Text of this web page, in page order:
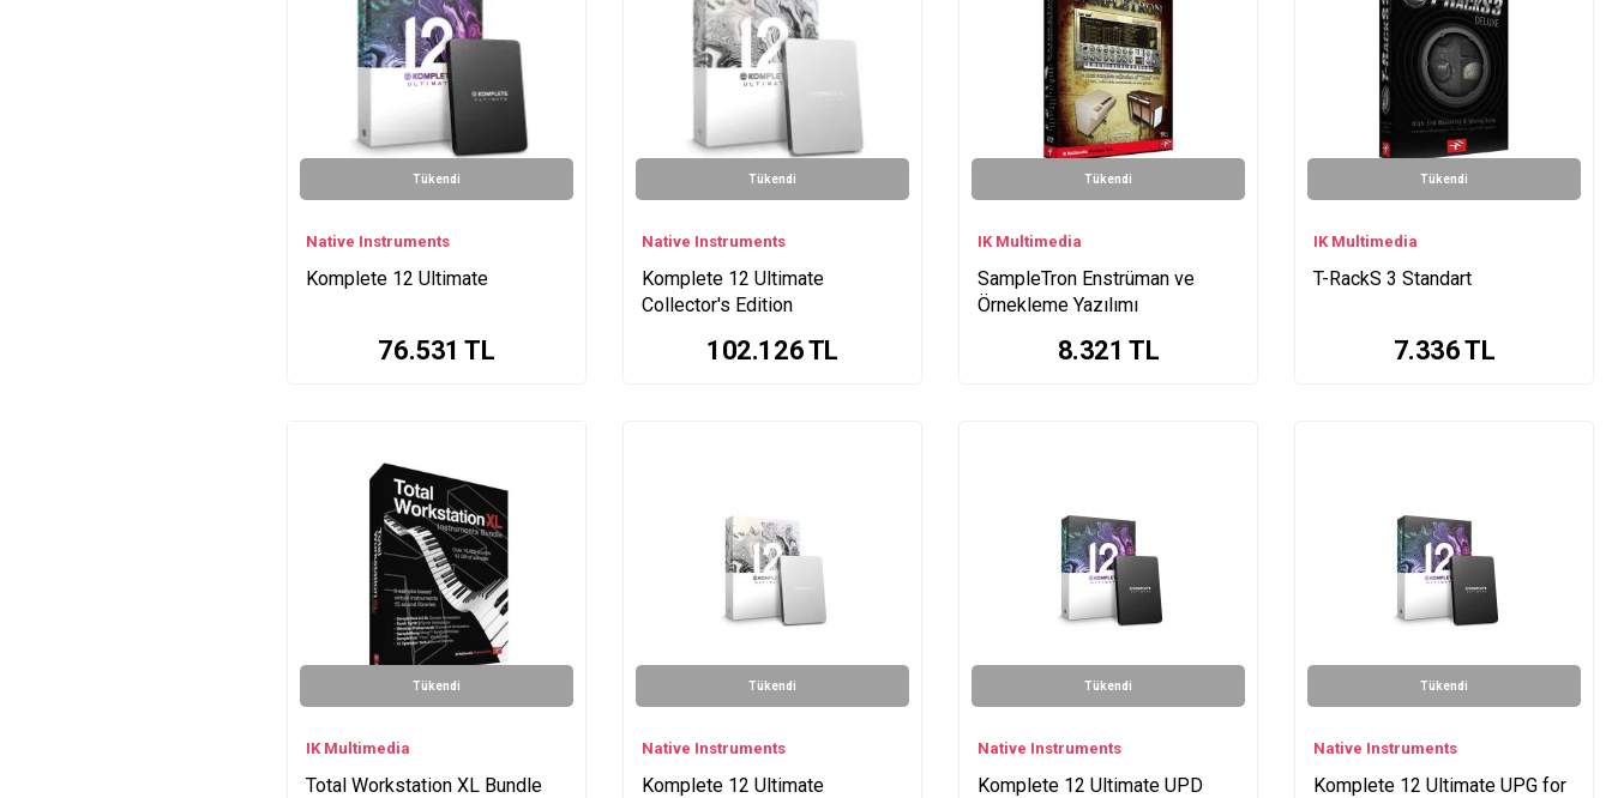
Tükendi
Native Instruments
Komplete 12 Ultimate
76.531 TL
Tükendi
Native Instruments
Komplete 12 Ultimate
Collector's Edition
102.126TL
Tükendi
IK Multimedia
SampleTron Enstrüman ve
Örnekleme Yazılımı
8.321 TL
Tükendi
IK Multimedia
T-RackS 3 Standart
7.336TL
Tükendi
IK Multimedia
Total Workstation XL Bundle
Tükendi
Native Instruments
Komplete 12 Ultimate
Tükendi
Native Instruments
Komplete 12 Ultimate UPD
Tükendi
Native Instruments
Komplete 12 Ultimate UPG for